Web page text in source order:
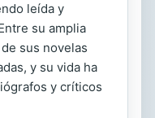
leída y
su amplia
sus novelas
y su vida ha
y críticos